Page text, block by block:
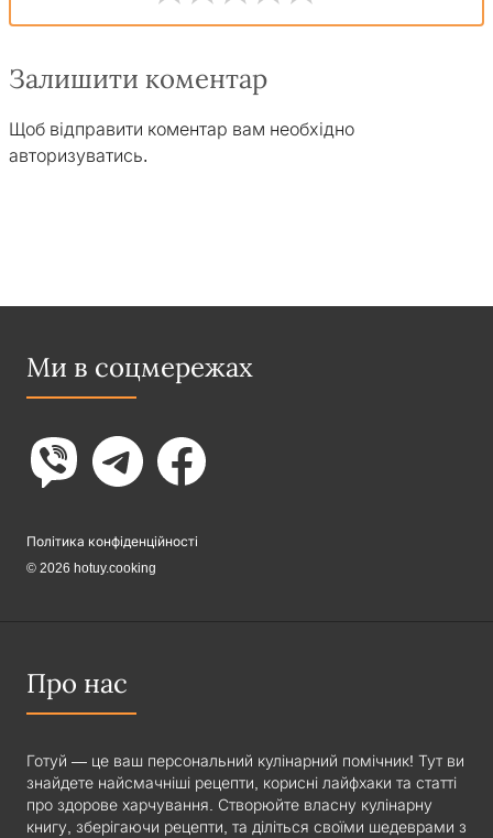
Залишити коментар
Щоб відправити коментар вам необхідно
авторизуватись.
Ми в соцмережах
Політика конфіденційності
© 2026 hotuy.cooking
Про нас
Готуй — це ваш персональний кулінарний помічник! Тут ви
знайдете найсмачніші рецепти, корисні лайфхаки та статті
про здорове харчування. Створюйте власну кулінарну
книгу, зберігаючи рецепти, та діліться своїми шедеврами з